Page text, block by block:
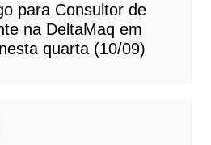
para Consultor de
na DeltaMaq em
quarta (10/09)